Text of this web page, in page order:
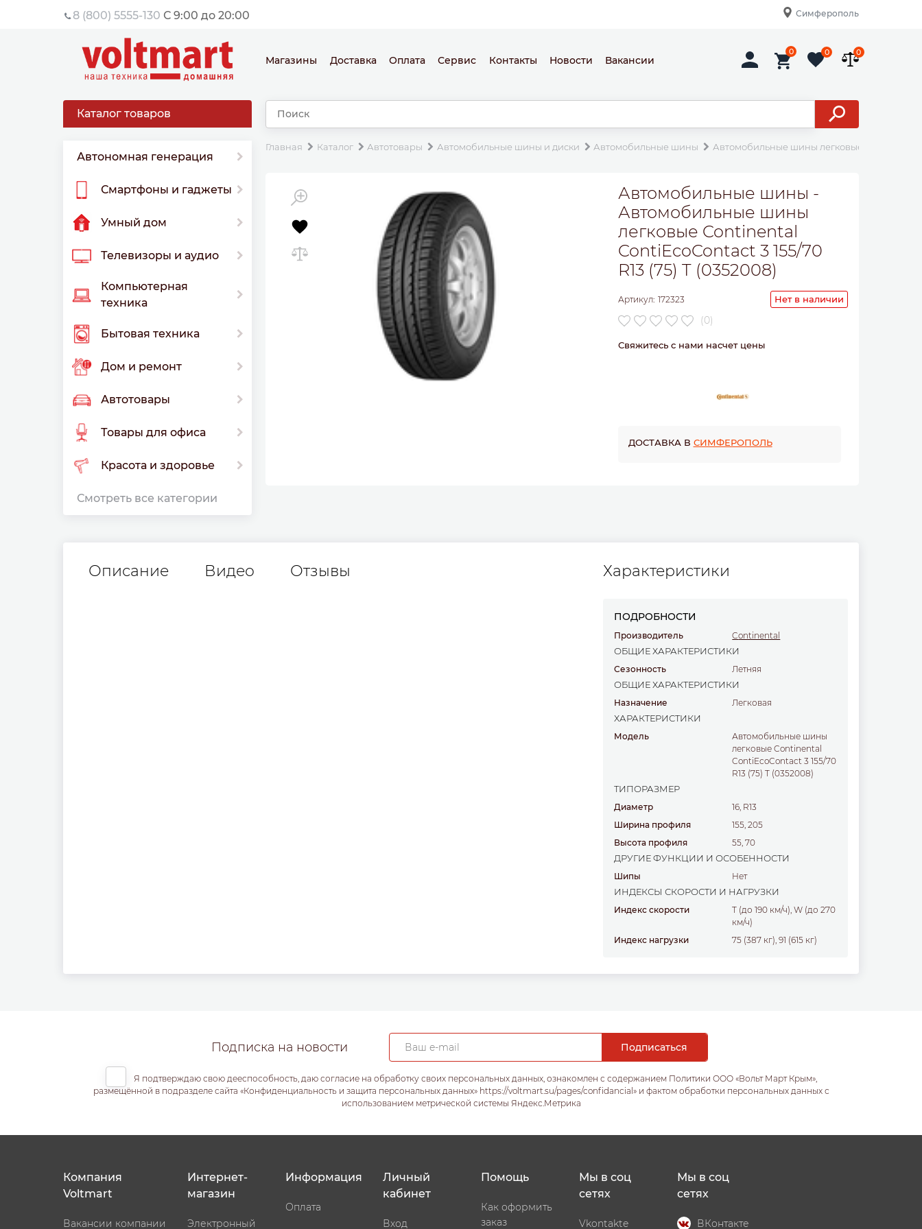
8 (800) 5555-130 С 9:00 до 20:00 Симферополь
Магазины Доставка Оплата Сервис Контакты Новости Вакансии
0 0 0
Каталог товаров
Автономная генерация
Смартфоны и гаджеты
Умный дом
Телевизоры и аудио
Компьютерная
техника
Бытовая техника
Дом и ремонт
Автотовары
Товары для офиса
Красота и здоровье
Смотреть все категории
Главная Каталог Автотовары Автомобильные шины и диски Автомобильные шины Автомобильные шины легковые Continental
Автомобильные шины -
Автомобильные шины
легковые Continental
ContiEcoContact 3 155/70
R13 (75) T (0352008)
Артикул: 172323 Нет в наличии
(0)
Свяжитесь с нами насчет цены
ДОСТАВКА В СИМФЕРОПОЛЬ
Описание Видео Отзывы Характеристики
ПОДРОБНОСТИ
Производитель Continental
ОБЩИЕ ХАРАКТЕРИСТИКИ
Сезонность Летняя
ОБЩИЕ ХАРАКТЕРИСТИКИ
Назначение легковая
ХАРАКТЕРИСТИКИ
Модель
Автомобильные шины
легковые Continental
ContiEcoContact 3 155/70
R13 (75) T (0352008)
ТИПОРАЗМЕР
Диаметр
16, R13
Ширина профиля
155, 205
Высота профиля
55, 70
ДРУГИЕ ФУНКЦИИ И ОСОБЕННОСТИ
Шипы Нет
ИНДЕКСЫ СКОРОСТИ И НАГРУЗКИ
Индекс скорости
T (до 190 км/ч), W (до 270
км/ч)
Индекс нагрузки
75 (387 кг), 91 (615 кг)
Подписка на новости
Я подтверждаю свою дееспособность, даю согласие на обработку своих персональных данных, ознакомлен с содержанием Политики ООО «Вольт Март Крым»,
размещённой в подразделе сайта «Конфиденциальность и защита персональных данных» https://voltmart.su/pages/confidancial» и фактом обработки персональных данных с
использованием метрической системы Яндекс.Метрика
Компания
Voltmart
Вакансии компании
Интернет-
магазин
Электронный
Информация
Оплата
Личный
кабинет
Вход
Помощь
Как оформить
заказ
Мы в соц
сетях
Vkontakte
Мы в соц
сетях
ВКонтакте